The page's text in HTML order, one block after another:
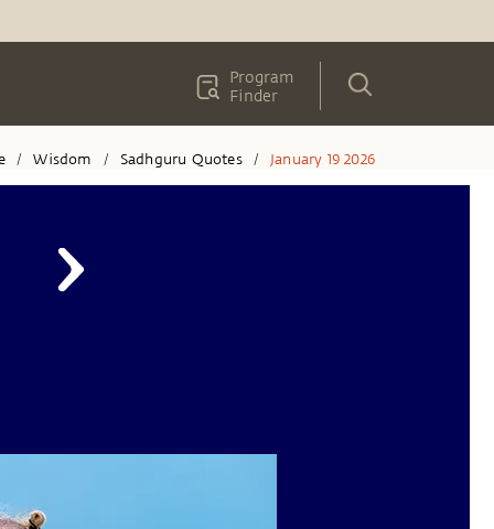
Program
Finder
/ Wisdom / Sadhguru Quotes / January 19 2026